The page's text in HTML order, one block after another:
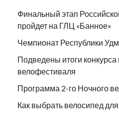
Финальный этап
пройдет на ГЛЦ «Банное»
Чемпионат Республики
Подведены итоги
велофестиваля
Программа 2-го Ночного
Как выбрать велосипед